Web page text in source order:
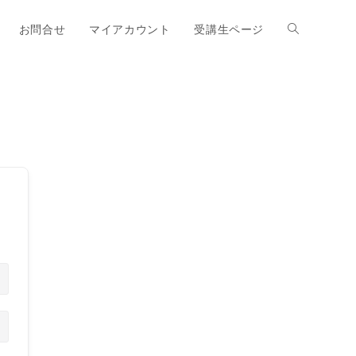
お問合せ マイアカウント 受講生ページ